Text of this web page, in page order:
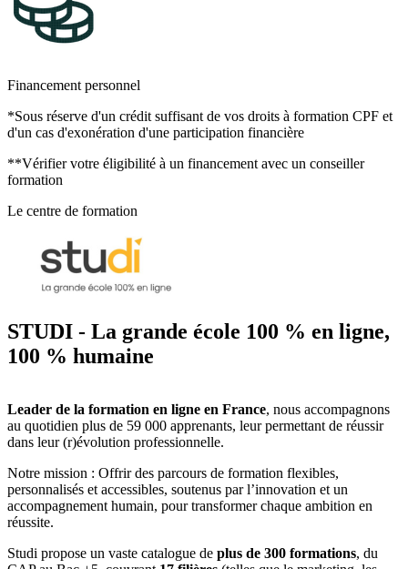
Financement personnel
*Sous réserve d'un crédit suffisant de vos droits à formation CPF et
d'un cas d'exonération d'une participation financière
**Vérifier votre éligibilité à un financement avec un conseiller
formation
Le centre de formation
STUDI - La grande école 100 % en ligne,
100 % humaine
Leader de la formation en ligne en France, nous accompagnons
au quotidien plus de 59 000 apprenants, leur permettant de réussir
dans leur (r)évolution professionnelle.
Notre mission : Offrir des parcours de formation flexibles,
personnalisés et accessibles, soutenus par l’innovation et un
accompagnement humain, pour transformer chaque ambition en
réussite.
Studi propose un vaste catalogue de plus de 300 formations, du